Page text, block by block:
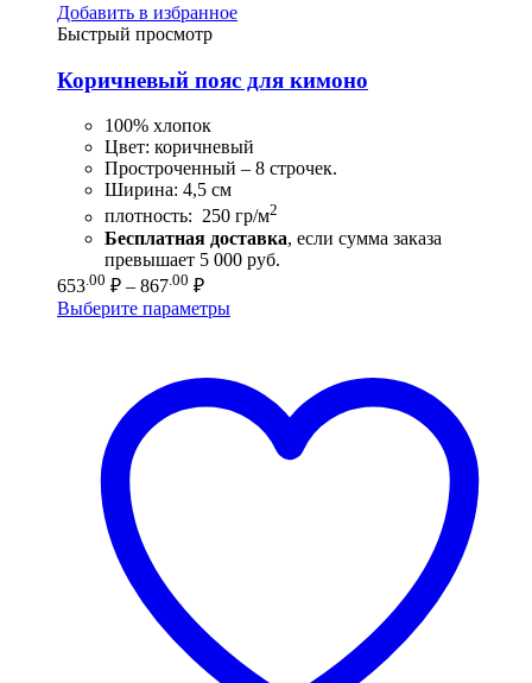
Добавить в избранное
Быстрый просмотр
Коричневый пояс для кимоно
100% хлопок
Цвет: коричневый
Простроченный – 8 строчек.
Ширина: 4,5 см
плотность: 250 гр/м2
Бесплатная доставка, если сумма заказа
превышает 5 000 руб.
653 .00 ₽ – 867 .00 ₽Диапазон
цен:
867.00 ₽
Выберите параметры